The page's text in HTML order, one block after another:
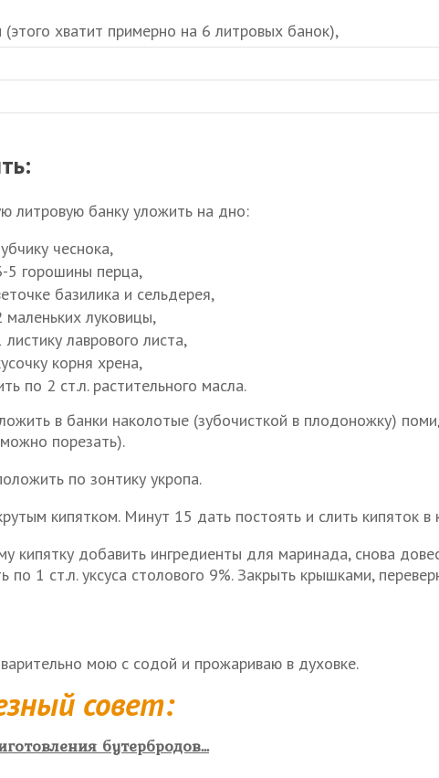
хватит примерно на 6 литровых банок),
литровую банку уложить на дно:
чеснока,
5 горошины перца,
базилика и сельдерея,
маленьких луковицы,
листику лаврового листа,
корня хрена,
по 2 ст.л. растительного масла.
в банки наколотые (зубочисткой в плодоножку)
порезать).
по зонтику укропа.
кипятком. Минут 15 дать постоять и слить кипяток в
кипятку добавить ингредиенты для маринада, снова
по 1 ст.л. уксуса столового 9%. Закрыть крышками,
мою с содой и прожариваю в духовке.
совет:
бутербродов...